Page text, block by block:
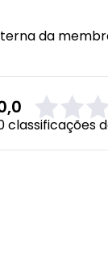
da
classificações